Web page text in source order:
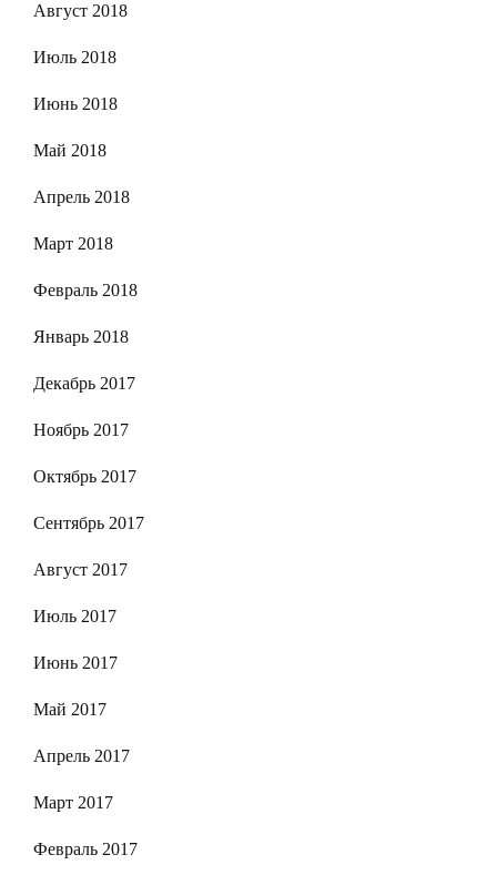
Август 2018
Июль 2018
Июнь 2018
Май 2018
Апрель 2018
Март 2018
Февраль 2018
Январь 2018
Декабрь 2017
Ноябрь 2017
Октябрь 2017
Сентябрь 2017
Август 2017
Июль 2017
Июнь 2017
Май 2017
Апрель 2017
Март 2017
Февраль 2017